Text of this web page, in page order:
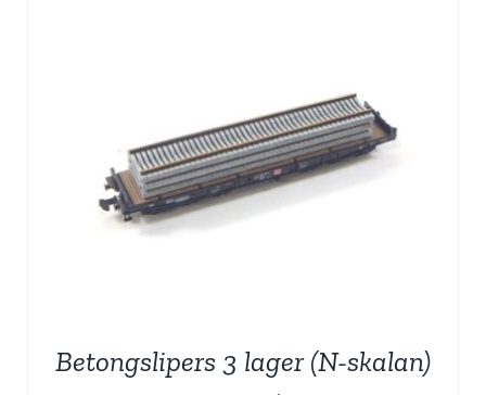
Betongslipers 3 lager (N-skalan)